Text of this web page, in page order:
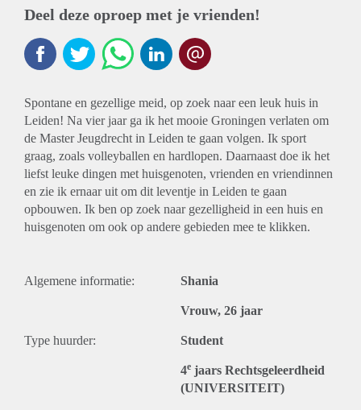
Deel deze oproep met je vrienden!
Spontane en gezellige meid, op zoek naar een leuk huis in
Leiden! Na vier jaar ga ik het mooie Groningen verlaten om
de Master Jeugdrecht in Leiden te gaan volgen. Ik sport
graag, zoals volleyballen en hardlopen. Daarnaast doe ik het
liefst leuke dingen met huisgenoten, vrienden en vriendinnen
en zie ik ernaar uit om dit leventje in Leiden te gaan
opbouwen. Ik ben op zoek naar gezelligheid in een huis en
huisgenoten om ook op andere gebieden mee te klikken.
Algemene informatie: Shania
Vrouw, 26 jaar
Type huurder: Student
4e jaars Rechtsgeleerdheid
(UNIVERSITEIT)